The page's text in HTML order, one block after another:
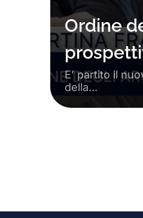
Ordine
E’ partito il
della...